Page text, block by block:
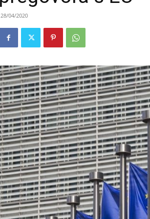
28/04/2020